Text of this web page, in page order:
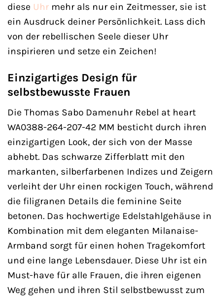
diese Uhr mehr als nur ein Zeitmesser, sie ist
ein Ausdruck deiner Persönlichkeit. Lass dich
von der rebellischen Seele dieser Uhr
inspirieren und setze ein Zeichen!
Einzigartiges Design für
selbstbewusste Frauen
Die Thomas Sabo Damenuhr Rebel at heart
WA0388-264-207-42 MM besticht durch ihren
einzigartigen Look, der sich von der Masse
abhebt. Das schwarze Zifferblatt mit den
markanten, silberfarbenen Indizes und Zeigern
verleiht der Uhr einen rockigen Touch, während
die filigranen Details die feminine Seite
betonen. Das hochwertige Edelstahlgehäuse in
Kombination mit dem eleganten Milanaise-
Armband sorgt für einen hohen Tragekomfort
und eine lange Lebensdauer. Diese Uhr ist ein
Must-have für alle Frauen, die ihren eigenen
Weg gehen und ihren Stil selbstbewusst zum